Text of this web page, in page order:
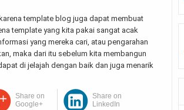
template blog juga dapat membuat
template yang kita pakai sangat acak
yang mereka cari, atau pengarahan
maka dari itu sebelum kita membangun
di jelajah dengan baik dan juga menarik
Share on
Google+
Share on
LinkedIn